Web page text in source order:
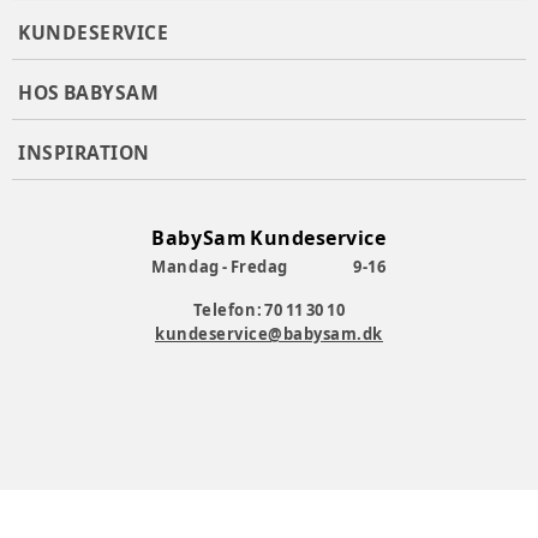
KUNDESERVICE
HOS BABYSAM
INSPIRATION
BabySam Kundeservice
Mandag - Fredag
9-16
Telefon: 70 11 30 10
kundeservice@babysam.dk